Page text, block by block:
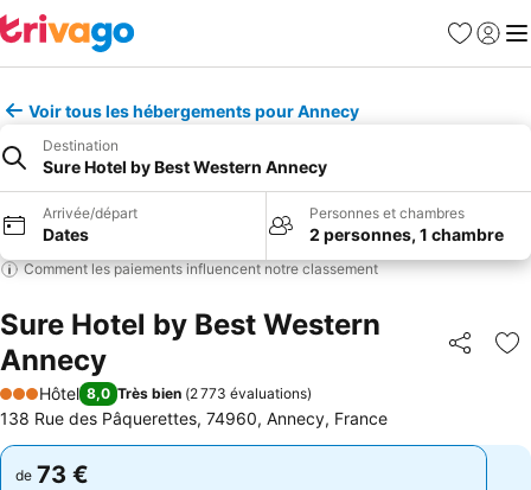
Favoris
Se
Voir tous les hébergements pour Annecy
Destination
Sure Hotel by Best Western Annecy
Arrivée/départ
Dates
Personnes et chambres
2 personnes, 1 chambre
Comment les paiements influencent notre classement
Sure Hotel by Best Western
Annecy
Partager
3 Étoiles
Hôtel 8,0 Très bien (2 773 évaluations)
138 Rue des Pâquerettes, 74960, Annecy, France
de 73 €
de 73 €